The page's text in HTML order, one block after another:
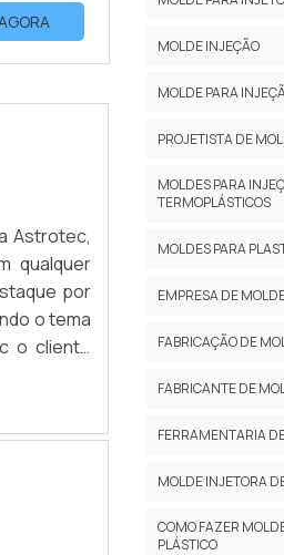
Astrotec,
qualquer
por
o tema
o cliente
MOLDE INJEÇÃO
MOLDE PARA
PROJETISTA DE
MOLDES PARA
TERMOPLÁSTICOS
MOLDES PARA
EMPRESA DE
FABRICAÇÃO DE
FABRICANTE DE
FERRAMENTARIA
MOLDE INJETORA
COMO FAZER
PLÁSTICO